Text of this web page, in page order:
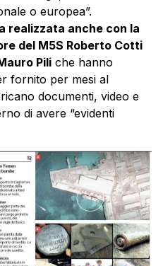
o europea”.
realizzata anche con la
del M5S Roberto Cotti
Pili che hanno
fornito per mesi al
documenti, video e
di avere “evidenti